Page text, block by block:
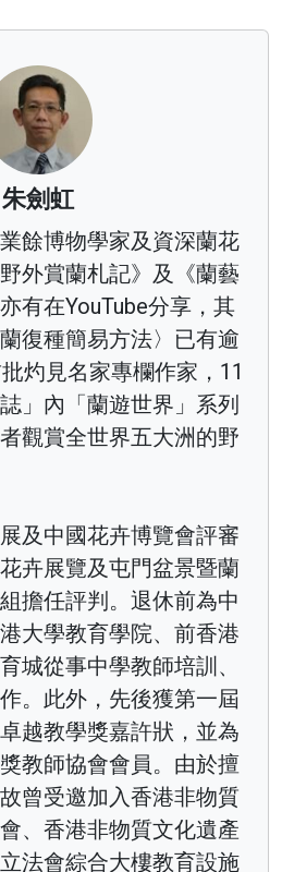
朱劍虹
餘博物學家及資深蘭花
外賞蘭札記》及《蘭藝
有在YouTube分享，其
復種簡易方法〉已有逾
灼見名家專欄作家，11
」內「蘭遊世界」系列
觀賞全世界五大洲的野
及中國花卉博覽會評審
卉展覽及屯門盆景暨蘭
擔任評判。退休前為中
大學教育學院、前香港
城從事中學教師培訓、
。此外，先後獲第一屆
越教學獎嘉許狀，並為
教師協會會員。由於擅
曾受邀加入香港非物質
、香港非物質文化遺產
法會綜合大樓教育設施